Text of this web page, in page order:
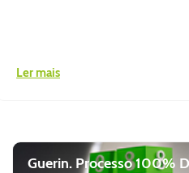
Ler mais
Guerin. Processo 100%